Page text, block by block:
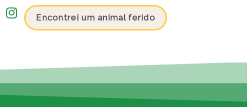
Encontrei um animal ferido